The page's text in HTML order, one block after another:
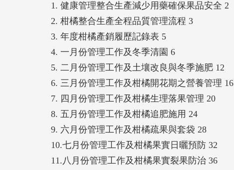
1. 健康管理整合生產減少用藥確保果品安全 2
2. 柑橘整合生產全程品質管理流程 3
3. 年度柑橘產銷履歷記錄表 5
4. 一月份管理工作及冬季清園 6
5. 二月份管理工作及土壤改良與冬季施肥 12
6. 三月份管理工作及柑橘開花期之營養管理 16
7. 四月份管理工作及柑橘生理落果管理 20
8. 五月份管理工作及柑橘追肥施用 24
9. 六月份管理工作及柑橘疏果與套袋 28
10.七月份管理工作及柑橘果實日曬預防 32
11.八月份管理工作及柑橘果實裂果防治 36